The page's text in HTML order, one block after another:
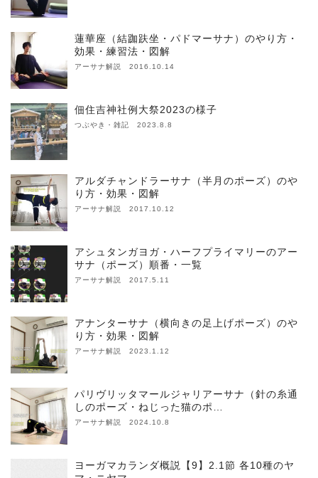
蓮華座（結跏趺坐・パドマーサナ）のやり方・
効果・練習法・図解
アーサナ解説 2016.10.14
佃住吉神社例大祭2023の様子
つぶやき・雑記 2023.8.8
アルダチャンドラーサナ（半月のポーズ）のや
り方・効果・図解
アーサナ解説 2017.10.12
アシュタンガヨガ・ハーフプライマリーのアー
サナ（ポーズ）順番・一覧
アーサナ解説 2017.5.11
アナンターサナ（横向きの足上げポーズ）のや
り方・効果・図解
アーサナ解説 2023.1.12
パリヴリッタマールジャリアーサナ（針の糸通
しのポーズ・ねじった猫のポ…
アーサナ解説 2024.10.8
ヨーガマカランダ概説【9】2.1節 各10種のヤ